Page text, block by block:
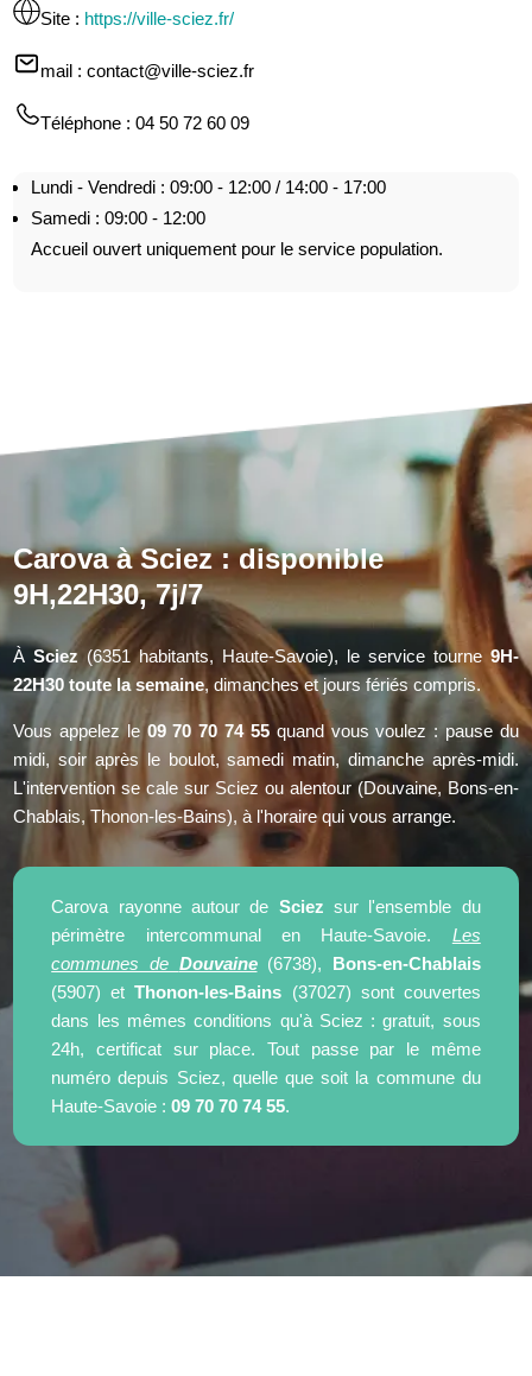
Site : https://ville-sciez.fr/
mail : contact@ville-sciez.fr
Téléphone : 04 50 72 60 09
Lundi - Vendredi : 09:00 - 12:00 / 14:00 - 17:00
Samedi : 09:00 - 12:00
Accueil ouvert uniquement pour le service population.
Carova à Sciez : disponible
9H,22H30, 7j/7
ÀSciez (6351 habitants, Haute-Savoie), le service tourne 9H-
22H30 toute la semaine, dimanches et jours fériés compris.
Vous appelez le09 70 70 74 55quand vous voulez : pause du
midi, soir après le boulot, samedi matin, dimanche après-midi.
L'intervention se cale sur Sciez ou alentour (Douvaine, Bons-en-
Chablais, Thonon-les-Bains), à l'horaire qui vous arrange.
Carova rayonne autour de Sciez sur l'ensemble du
périmètre intercommunal en Haute-Savoie. Les
communes de Douvaine(6738), Bons-en-Chablais
(5907) etThonon-les-Bains (37027) sont couvertes
dans les mêmes conditions qu'à Sciez : gratuit, sous
24h, certificat sur place. Tout passe par le même
numéro depuis Sciez, quelle que soit la commune du
Haute-Savoie :09 70 70 74 55.